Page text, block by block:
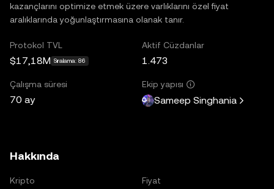
kazançlarını optimize etmek üzere varlıklarını özel fiyat
aralıklarında yoğunlaştırmasına olanak tanır.
Protokol TVL
$17,18M Sıralama: 86
Aktif Cüzdanlar
1.473
Çalışma süresi
70 ay
Ekip yapısı
Sameep Singhania
Hakkında
Kripto Fiyat